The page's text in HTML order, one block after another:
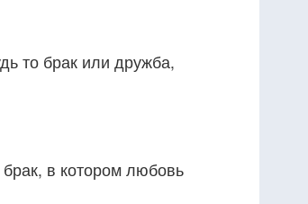
то брак или дружба,
в котором любовь